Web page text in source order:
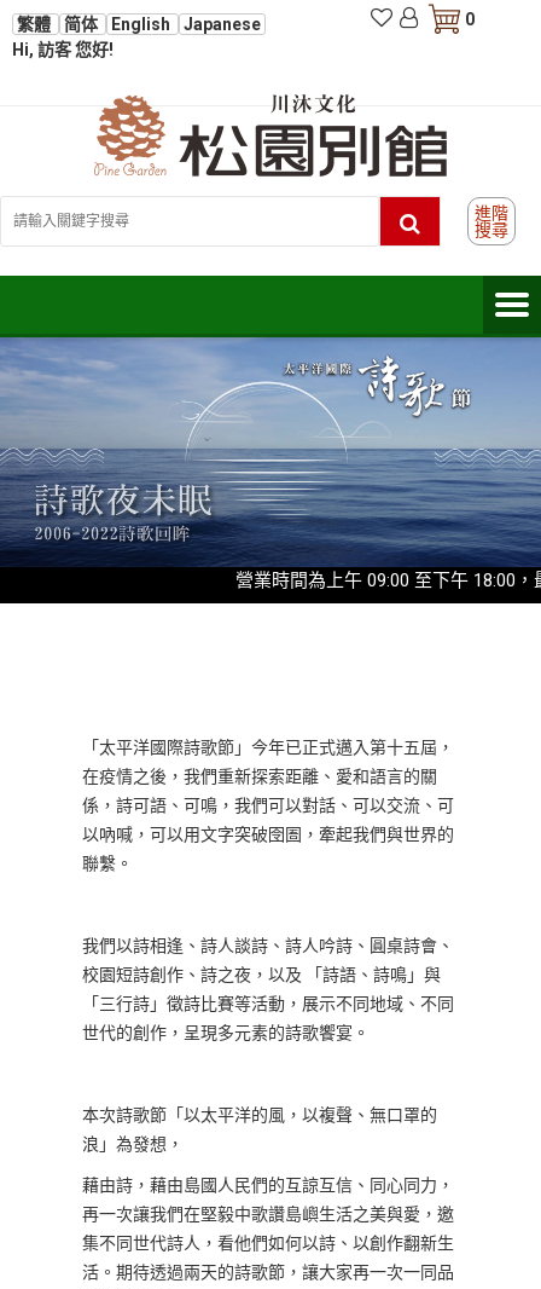
繁體 简体 English
Japanese
Hi, 訪客 您好!
0
進階
搜尋
營業時間為上午 09:00 至下午 18:00
「太平洋國際詩歌節」今年已正式邁入第十五屆，
在疫情之後，我們重新探索距離、愛和語言的關
係，詩可語、可鳴，我們可以對話、可以交流、可
以吶喊，可以用文字突破囹圄，牽起我們與世界的
聯繫。
我們以詩相逢、詩人談詩、詩人吟詩、圓桌詩會、
校園短詩創作、詩之夜，以及 「詩語、詩鳴」與
「三行詩」徵詩比賽等活動，展示不同地域、不同
世代的創作，呈現多元素的詩歌饗宴。
本次詩歌節「以太平洋的風，以複聲、無口罩的
浪」為發想，
藉由詩，藉由島國人民們的互諒互信、同心同力，
再一次讓我們在堅毅中歌讚島嶼生活之美與愛，邀
集不同世代詩人，看他們如何以詩、以創作翻新生
活。期待透過兩天的詩歌節，讓大家再一次一同品